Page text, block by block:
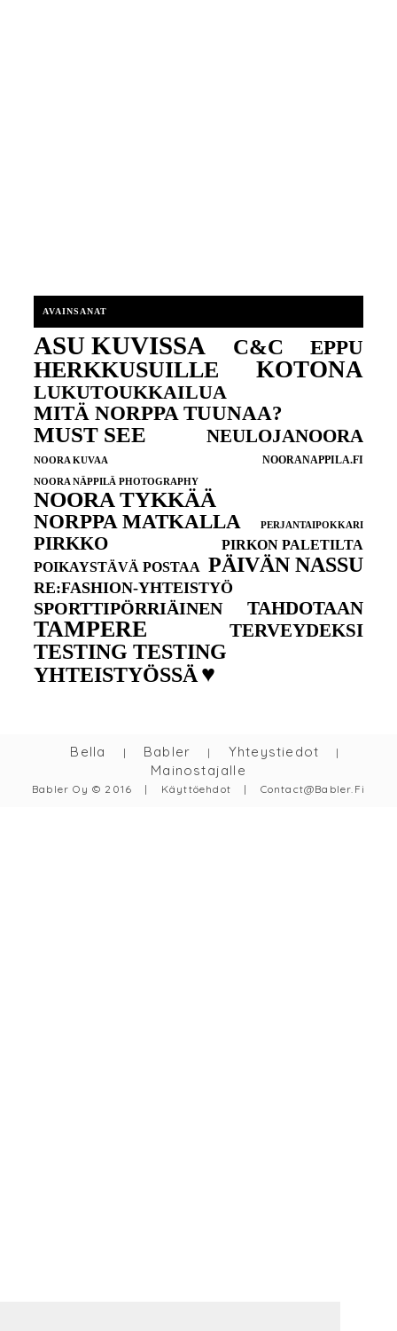
AVAINSANAT
ASU KUVISSA C&C EPPU
HERKKUSUILLE KOTONA
LUKUTOUKKAILUA
MITÄ NORPPA TUUNAA?
MUST SEE NEULOJANOORA
NOORA KUVAA NOORANAPPILA.FI
NOORA NÄPPILÄ PHOTOGRAPHY
NOORA TYKKÄÄ
NORPPA MATKALLA PERJANTAIPOKKARI
PIRKKO
PIRKON PALETILTA
POIKAYSTÄVÄ POSTAA PÄIVÄN NASSU
RE:FASHION-YHTEISTYÖ
SPORTTIPÖRRIÄINEN TAHDOTAAN
TAMPERE TERVEYDEKSI
TESTING TESTING
YHTEISTYÖSSÄ ♥
Bella | Babler | Yhteystiedot |
Mainostajalle
Babler Oy © 2016 | Käyttöehdot | Contact@babler.fi